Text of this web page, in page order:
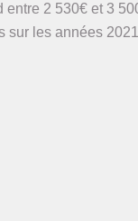
2 530€ et 3
sur les années